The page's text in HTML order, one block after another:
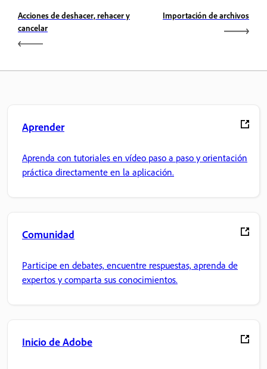
Acciones de deshacer, rehacer y
cancelar
Importación de archivos
Aprender
Aprenda con tutoriales en vídeo paso a paso y orientación
práctica directamente en la aplicación.
Comunidad
Participe en debates, encuentre respuestas, aprenda de
expertos y comparta sus conocimientos.
Inicio de Adobe